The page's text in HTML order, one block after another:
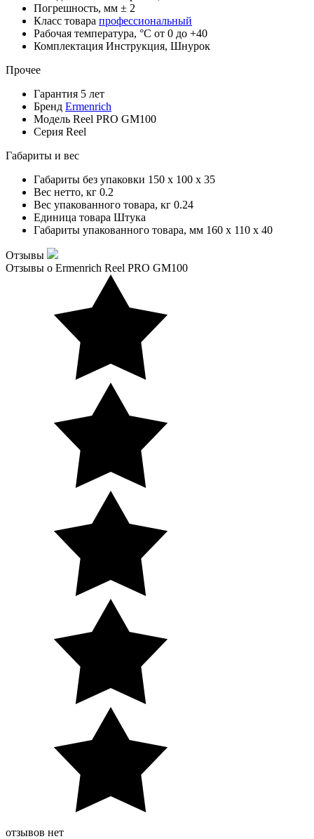
Погрешность, мм ± 2
Класс товара профессиональный
Рабочая температура, °С от 0 до +40
Комплектация Инструкция, Шнурок
Прочее
Гарантия 5 лет
Бренд Ermenrich
Модель Reel PRO GM100
Серия Reel
Габариты и вес
Габариты без упаковки 150 x 100 x 35
Вес нетто, кг 0.2
Вес упакованного товара, кг 0.24
Единица товара Штука
Габариты упакованного товара, мм 160 x 110 x 40
Отзывы
Отзывы о Ermenrich Reel PRO GM100
отзывов нет